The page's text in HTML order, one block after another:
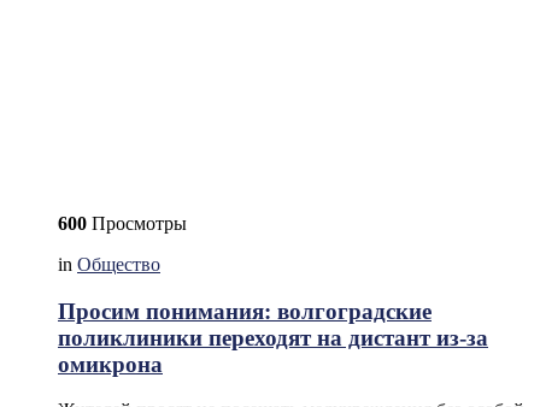
600 Просмотры
in Общество
Просим понимания: волгоградские
поликлиники переходят на дистант из-за
омикрона